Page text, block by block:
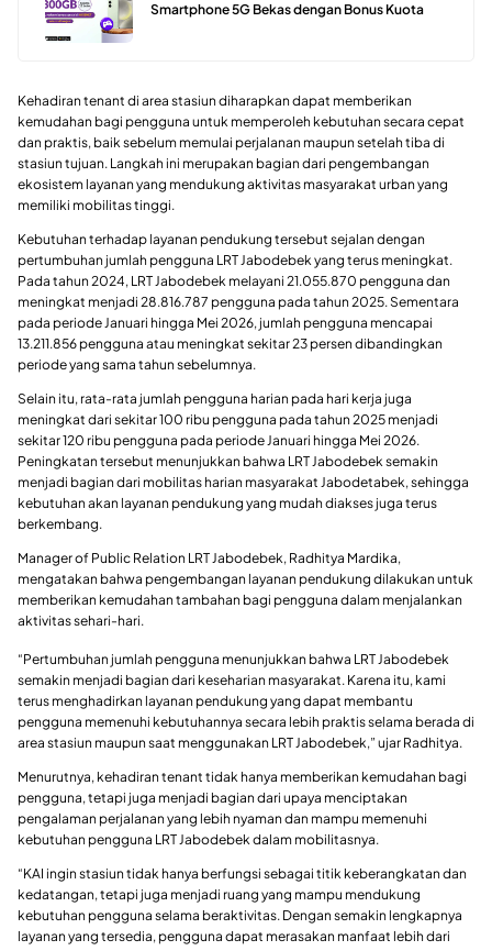
Smartphone 5G Bekas dengan Bonus Kuota
Kehadiran tenant di area stasiun diharapkan dapat memberikan
kemudahan bagi pengguna untuk memperoleh kebutuhan secara cepat
dan praktis, baik sebelum memulai perjalanan maupun setelah tiba di
stasiun tujuan. Langkah ini merupakan bagian dari pengembangan
ekosistem layanan yang mendukung aktivitas masyarakat urban yang
memiliki mobilitas tinggi.
Kebutuhan terhadap layanan pendukung tersebut sejalan dengan
pertumbuhan jumlah pengguna LRT Jabodebek yang terus meningkat.
Pada tahun 2024, LRT Jabodebek melayani 21.055.870 pengguna dan
meningkat menjadi 28.816.787 pengguna pada tahun 2025. Sementara
pada periode Januari hingga Mei 2026, jumlah pengguna mencapai
13.211.856 pengguna atau meningkat sekitar 23 persen dibandingkan
periode yang sama tahun sebelumnya.
Selain itu, rata-rata jumlah pengguna harian pada hari kerja juga
meningkat dari sekitar 100 ribu pengguna pada tahun 2025 menjadi
sekitar 120 ribu pengguna pada periode Januari hingga Mei 2026.
Peningkatan tersebut menunjukkan bahwa LRT Jabodebek semakin
menjadi bagian dari mobilitas harian masyarakat Jabodetabek, sehingga
kebutuhan akan layanan pendukung yang mudah diakses juga terus
berkembang.
Manager of Public Relation LRT Jabodebek, Radhitya Mardika,
mengatakan bahwa pengembangan layanan pendukung dilakukan untuk
memberikan kemudahan tambahan bagi pengguna dalam menjalankan
aktivitas sehari-hari.
“Pertumbuhan jumlah pengguna menunjukkan bahwa LRT Jabodebek
semakin menjadi bagian dari keseharian masyarakat. Karena itu, kami
terus menghadirkan layanan pendukung yang dapat membantu
pengguna memenuhi kebutuhannya secara lebih praktis selama berada di
area stasiun maupun saat menggunakan LRT Jabodebek,” ujar Radhitya.
Menurutnya, kehadiran tenant tidak hanya memberikan kemudahan bagi
pengguna, tetapi juga menjadi bagian dari upaya menciptakan
pengalaman perjalanan yang lebih nyaman dan mampu memenuhi
kebutuhan pengguna LRT Jabodebek dalam mobilitasnya.
“KAI ingin stasiun tidak hanya berfungsi sebagai titik keberangkatan dan
kedatangan, tetapi juga menjadi ruang yang mampu mendukung
kebutuhan pengguna selama beraktivitas. Dengan semakin lengkapnya
layanan yang tersedia, pengguna dapat merasakan manfaat lebih dari